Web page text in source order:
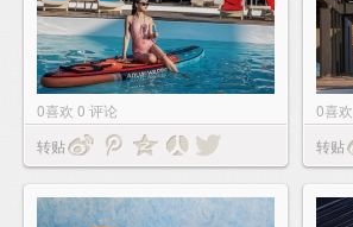
0喜欢 0 评论
转贴
0喜欢
转贴